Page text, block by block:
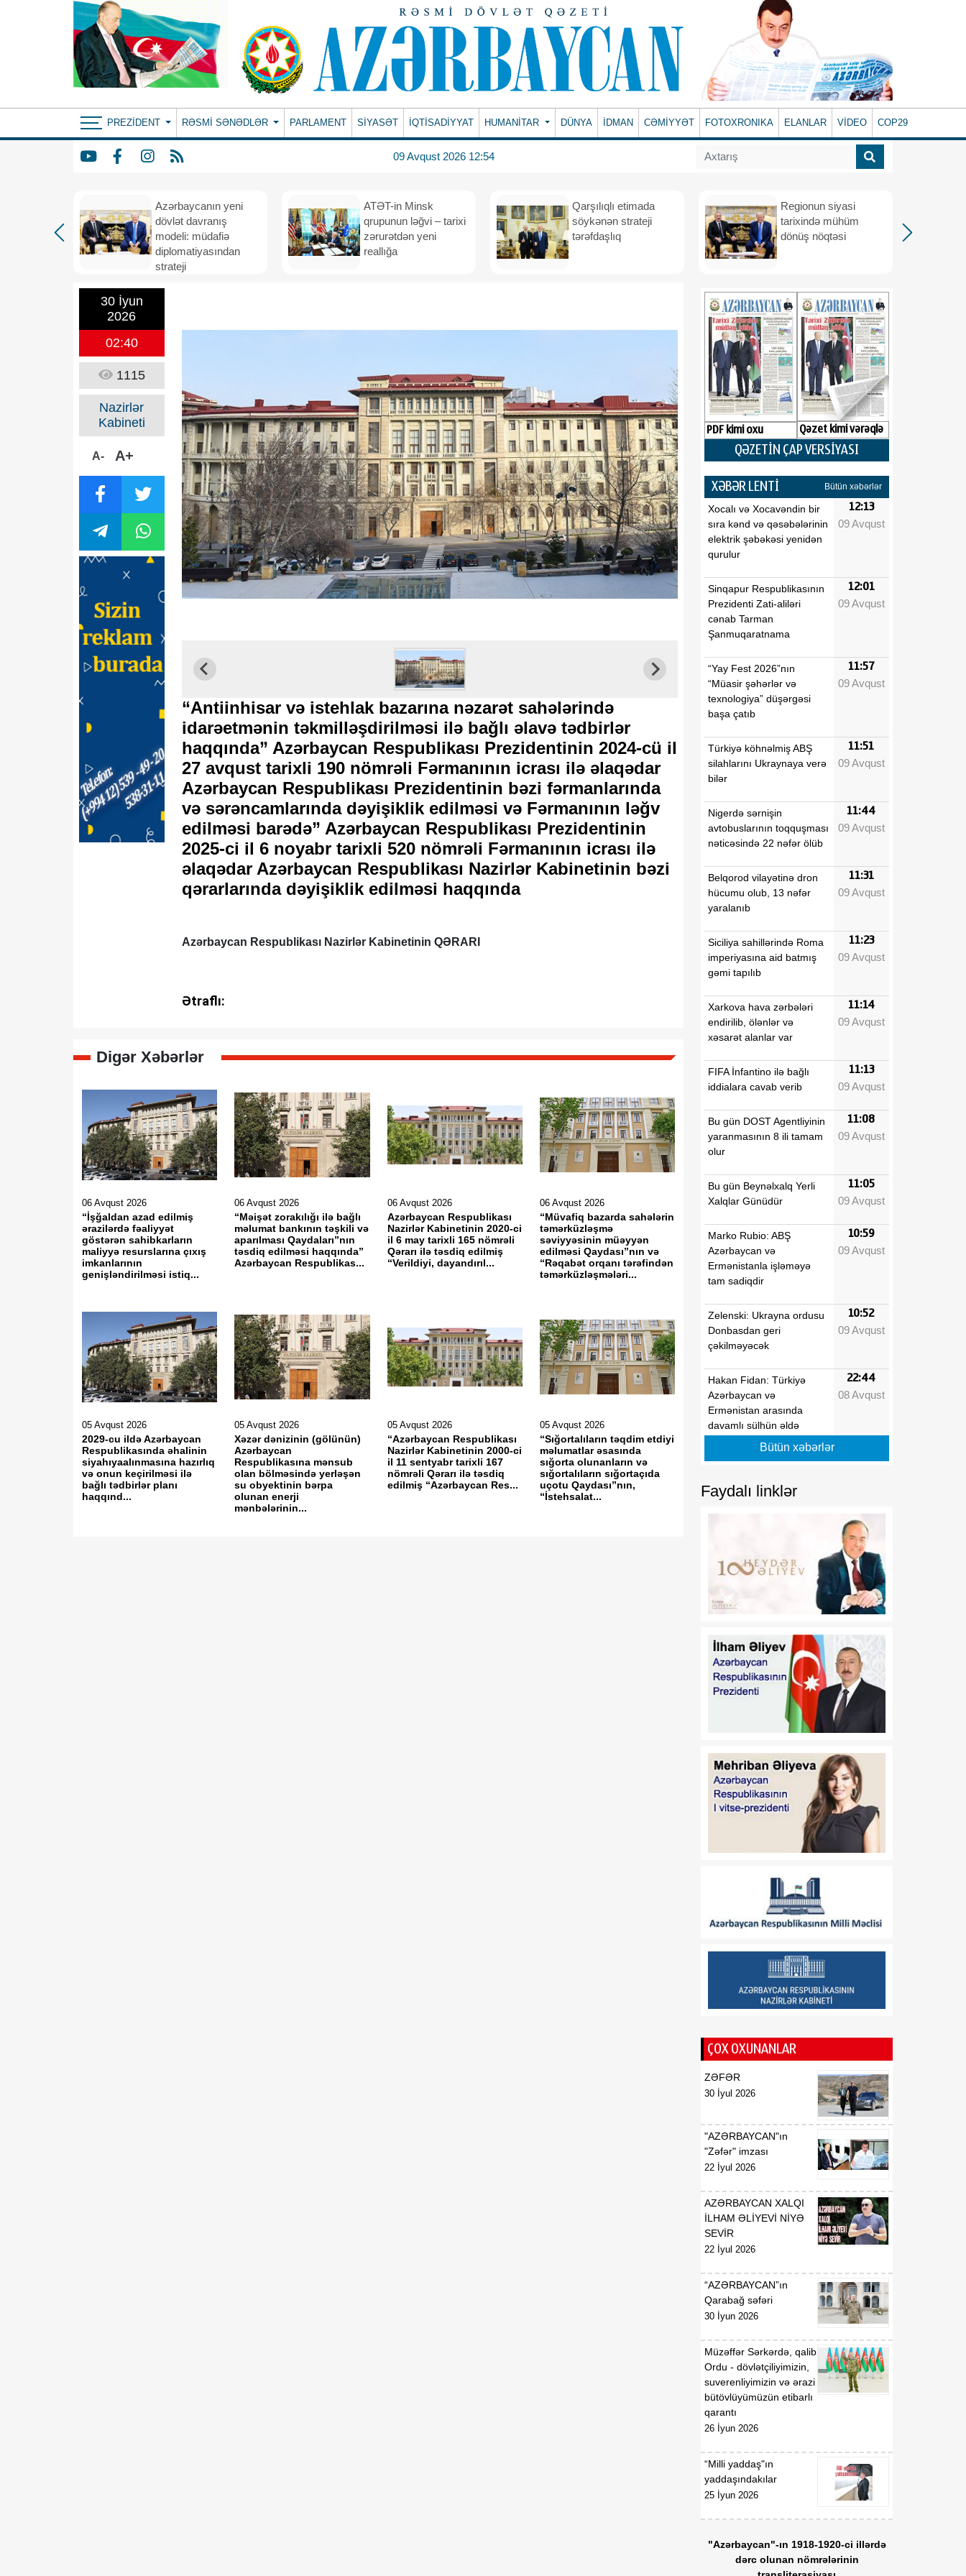
PREZIDENT RƏSMI SƏNƏDLƏR PARLAMENT SİYASƏT İQTİSADİYYAT HUMANITAR DÜNYA İDMAN CƏMİYYƏT FOTOXRONIKA ELANLAR VİDEO COP29
09 Avqust 2026 12:54
Azərbaycanın yeni
dövlət davranış
modeli: müdafiə
diplomatiyasından
strateji
ATƏT-in Minsk
qrupunun ləğvi – tarixi
zərurətdən yeni
reallığa
Qarşılıqlı etimada
söykənən strateji
tərəfdaşlıq
Regionun siyasi
tarixində mühüm
dönüş nöqtəsi
30 İyun
2026
02:40
1115
Nazirlər
Kabineti
A- A+
“Antiinhisar və istehlak bazarına nəzarət sahələrində
idarəetmənin təkmilləşdirilməsi ilə bağlı əlavə tədbirlər
haqqında” Azərbaycan Respublikası Prezidentinin 2024-cü il
27 avqust tarixli 190 nömrəli Fərmanının icrası ilə əlaqədar
Azərbaycan Respublikası Prezidentinin bəzi fərmanlarında
və sərəncamlarında dəyişiklik edilməsi və Fərmanının ləğv
edilməsi barədə” Azərbaycan Respublikası Prezidentinin
2025-ci il 6 noyabr tarixli 520 nömrəli Fərmanının icrası ilə
əlaqədar Azərbaycan Respublikası Nazirlər Kabinetinin bəzi
qərarlarında dəyişiklik edilməsi haqqında
Azərbaycan Respublikası Nazirlər Kabinetinin QƏRARI
Ətraflı:
Digər Xəbərlər
06 Avqust 2026
“İşğaldan azad edilmiş
ərazilərdə fəaliyyət
göstərən sahibkarların
maliyyə resurslarına çıxış
imkanlarının
genişləndirilməsi istiq...
06 Avqust 2026
“Məişət zorakılığı ilə bağlı
məlumat bankının təşkili və
aparılması Qaydaları”nın
təsdiq edilməsi haqqında”
Azərbaycan Respublikas...
06 Avqust 2026
Azərbaycan Respublikası
Nazirlər Kabinetinin 2020-ci
il 6 may tarixli 165 nömrəli
Qərarı ilə təsdiq edilmiş
“Verildiyi, dayandırıl...
06 Avqust 2026
“Müvafiq bazarda sahələrin
təmərküzləşmə
səviyyəsinin müəyyən
edilməsi Qaydası”nın və
“Rəqabət orqanı tərəfindən
təmərküzləşmələri...
05 Avqust 2026
2029-cu ildə Azərbaycan
Respublikasında əhalinin
siyahıyaalınmasına hazırlıq
və onun keçirilməsi ilə
bağlı tədbirlər planı
haqqınd...
05 Avqust 2026
Xəzər dənizinin (gölünün)
Azərbaycan
Respublikasına mənsub
olan bölməsində yerləşən
su obyektinin bərpa
olunan enerji
mənbələrinin...
05 Avqust 2026
“Azərbaycan Respublikası
Nazirlər Kabinetinin 2000-ci
il 11 sentyabr tarixli 167
nömrəli Qərarı ilə təsdiq
edilmiş “Azərbaycan Res...
05 Avqust 2026
“Sığortalıların təqdim etdiyi
məlumatlar əsasında
sığorta olunanların və
sığortalıların sığortaçıda
uçotu Qaydası”nın,
“İstehsalat...
PDF kimi oxu Qəzet kimi vərəqlə
QƏZETİN ÇAP VERSİYASI
XƏBƏR LENTİ Bütün xəbərlər
Xocalı və Xocavəndin bir
sıra kənd və qəsəbələrinin
elektrik şəbəkəsi yenidən
qurulur
12:13
09 Avqust
Sinqapur Respublikasının
Prezidenti Zati-aliləri
cənab Tarman
Şanmuqaratnama
12:01
09 Avqust
“Yay Fest 2026”nın
“Müasir şəhərlər və
texnologiya” düşərgəsi
başa çatıb
11:57
09 Avqust
Türkiyə köhnəlmiş ABŞ
silahlarını Ukraynaya verə
bilər
11:51
09 Avqust
Nigerdə sərnişin
avtobuslarının toqquşması
nəticəsində 22 nəfər ölüb
11:44
09 Avqust
Belqorod vilayətinə dron
hücumu olub, 13 nəfər
yaralanıb
11:31
09 Avqust
Siciliya sahillərində Roma
imperiyasına aid batmış
gəmi tapılıb
11:23
09 Avqust
Xarkova hava zərbələri
endirilib, ölənlər və
xəsarət alanlar var
11:14
09 Avqust
FIFA İnfantino ilə bağlı
iddialara cavab verib
11:13
09 Avqust
Bu gün DOST Agentliyinin
yaranmasının 8 ili tamam
olur
11:08
09 Avqust
Bu gün Beynəlxalq Yerli
Xalqlar Günüdür
11:05
09 Avqust
Marko Rubio: ABŞ
Azərbaycan və
Ermənistanla işləməyə
tam sadiqdir
10:59
09 Avqust
Zelenski: Ukrayna ordusu
Donbasdan geri
çəkilməyəcək
10:52
09 Avqust
Hakan Fidan: Türkiyə
Azərbaycan və
Ermənistan arasında
davamlı sülhün əldə
edilməsi səylərini
22:44
08 Avqust
Bakıdan Limaya uzanan
MDU və Azərbaycan
Texniki Universiteti birgə
kadr hazırlığına başlayır
22:00
08 Avqust
Paytaxtın Yasamal
rayonunda keçirilən
ödənişsiz skrinninq
aksiyasında 400-ə yaxın
qadın müayinə olunub
08 Avqust
Xocavənddə buldozerin
araşdırma aparılır
Prezident İlham Əliyev
Vaşinqton Zirvə
Görüşünün ildönümü
Prezidentinə məktub
21:15
08 Avqust
Vaşinqton görüşü
regionda inkişaf və
08 Avqust
Vaşinqton Bəyannaməsi –
işləyən sülh modeli
Bütün xəbərlər
Faydalı linklər
ÇOX OXUNANLAR
ZƏFƏR
30 İyul 2026
"AZƏRBAYCAN"ın
"Zəfər" imzası
22 İyul 2026
AZƏRBAYCAN XALQI
İLHAM ƏLİYEVİ NİYƏ
SEVİR
22 İyul 2026
“AZƏRBAYCAN”ın
Qarabağ səfəri
30 İyun 2026
Müzəffər Sərkərdə, qalib
Ordu - dövlətçiliyimizin,
suverenliyimizin və ərazi
bütövlüyümüzün etibarlı
qarantı
26 İyun 2026
“Milli yaddaş"ın
yaddaşındakılar
25 İyun 2026
"Azərbaycan"-ın 1918-1920-ci illərdə
dərc olunan nömrələrinin